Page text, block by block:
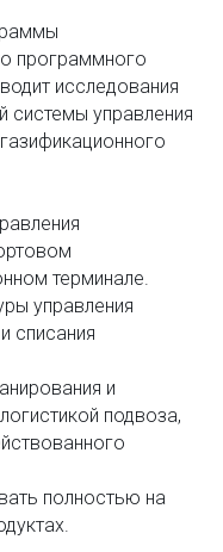
программного
исследования
системы управления
терминале.
управления
списания
и
подвоза,
полностью на